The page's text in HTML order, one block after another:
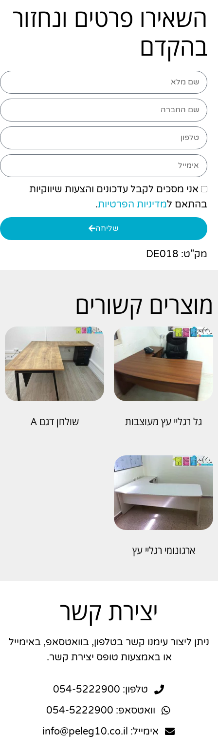
השאירו פרטים ונחזור
בהקדם
אני מסכים לקבל עדכונים והצעות שיווקיות
בהתאם למדיניות הפרטיות.
שליחה
מק"ט: DE018
מוצרים קשורים
גל רגליי עץ מעוצבות שולחן דגם A
ארגונומי רגליי עץ
יצירת קשר
ניתן ליצור עימנו קשר בטלפון, בוואטסאפ, באימייל
או באמצעות טופס יצירת קשר.
טלפון: 054-5222900
וואטסאפ: 054-5222900
אימייל: info@peleg10.co.il